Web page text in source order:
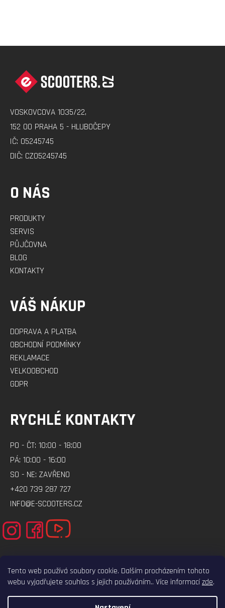
Tento web používá soubory cookie. Dalším procházením tohoto
webu vyjadřujete souhlas s jejich používáním.. Více informacízde.
VOSKOVCOVA 1035/22,
152 00 PRAHA 5 - HLUBOČEPY
IČ: 05245745
DIČ: CZ05245745
O NÁS
PRODUKTY
SERVIS
PŮJČOVNA
BLOG
KONTAKTY
VÁŠ NÁKUP
DOPRAVA A PLATBA
OBCHODNÍ PODMÍNKY
REKLAMACE
VELKOOBCHOD
GDPR
RYCHLÉ KONTAKTY
PO - ČT: 10:00 - 18:00
PÁ: 10:00 - 16:00
SO - NE: ZAVŘENO
+420 739 287 727
INFO@E-SCOOTERS.CZ